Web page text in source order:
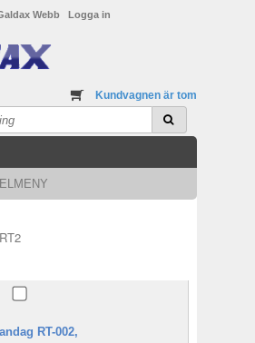
Webb Logga in
Kundvagnen är tom
RT-002,